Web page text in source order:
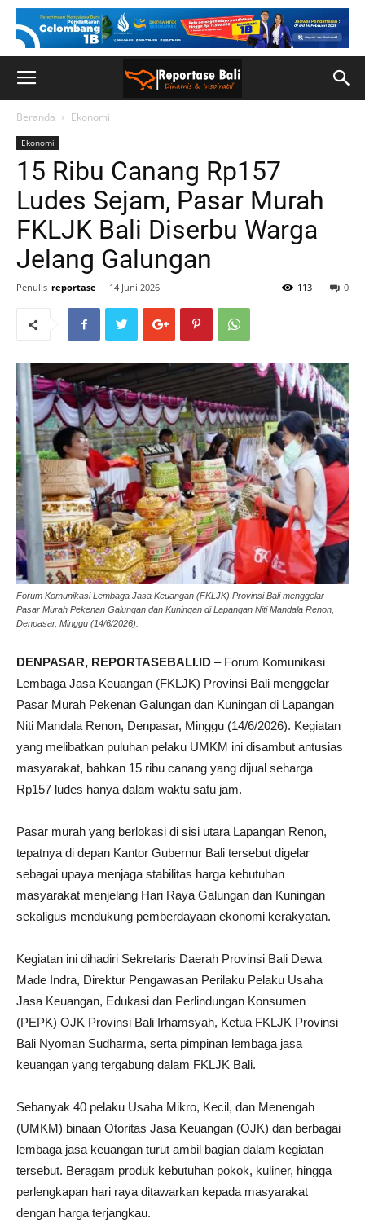
Beranda Ekonomi
Ekonomi
15 Ribu Canang Rp157
Ludes Sejam, Pasar Murah
FKLJK Bali Diserbu Warga
Jelang Galungan
Penulis reportase - 14 Juni 2026 0
113
Forum Komunikasi Lembaga Jasa Keuangan (FKLJK) Provinsi Bali menggelar
Pasar Murah Pekenan Galungan dan Kuningan di Lapangan Niti Mandala Renon,
Denpasar, Minggu (14/6/2026).
DENPASAR, REPORTASEBALI.ID – Forum Komunikasi
Lembaga Jasa Keuangan (FKLJK) Provinsi Bali menggelar
Pasar Murah Pekenan Galungan dan Kuningan di Lapangan
Niti Mandala Renon, Denpasar, Minggu (14/6/2026). Kegiatan
yang melibatkan puluhan pelaku UMKM ini disambut antusias
masyarakat, bahkan 15 ribu canang yang dijual seharga
Rp157 ludes hanya dalam waktu satu jam.
Pasar murah yang berlokasi di sisi utara Lapangan Renon,
tepatnya di depan Kantor Gubernur Bali tersebut digelar
sebagai upaya menjaga stabilitas harga kebutuhan
masyarakat menjelang Hari Raya Galungan dan Kuningan
sekaligus mendukung pemberdayaan ekonomi kerakyatan.
Kegiatan ini dihadiri Sekretaris Daerah Provinsi Bali Dewa
Made Indra, Direktur Pengawasan Perilaku Pelaku Usaha
Jasa Keuangan, Edukasi dan Perlindungan Konsumen
(PEPK) OJK Provinsi Bali Irhamsyah, Ketua FKLJK Provinsi
Bali Nyoman Sudharma, serta pimpinan lembaga jasa
keuangan yang tergabung dalam FKLJK Bali.
Sebanyak 40 pelaku Usaha Mikro, Kecil, dan Menengah
(UMKM) binaan Otoritas Jasa Keuangan (OJK) dan berbagai
lembaga jasa keuangan turut ambil bagian dalam kegiatan
tersebut. Beragam produk kebutuhan pokok, kuliner, hingga
perlengkapan hari raya ditawarkan kepada masyarakat
dengan harga terjangkau.